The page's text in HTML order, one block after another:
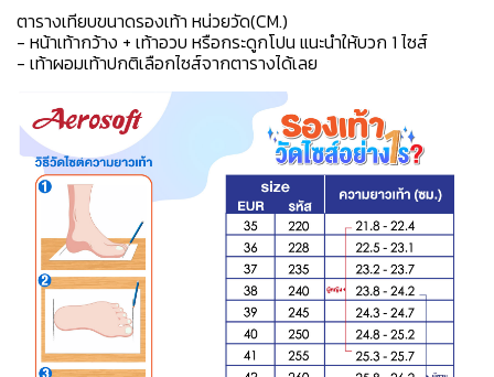
ตารางเทียบขนาดรองเท้า หน่วยวัด(CM.)
- หน้าเท้ากว้าง + เท้าอวบ หรือกระดูกโปน แนะนำให้บวก 1 ไซส์
- เท้าผอมเท้าปกติเลือกไซส์จากตารางได้เลย